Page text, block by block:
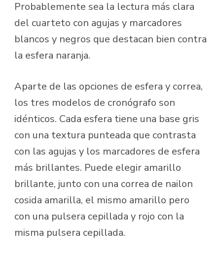
Probablemente sea la lectura más clara
del cuarteto con agujas y marcadores
blancos y negros que destacan bien contra
la esfera naranja.
Aparte de las opciones de esfera y correa,
los tres modelos de cronógrafo son
idénticos. Cada esfera tiene una base gris
con una textura punteada que contrasta
con las agujas y los marcadores de esfera
más brillantes. Puede elegir amarillo
brillante, junto con una correa de nailon
cosida amarilla, el mismo amarillo pero
con una pulsera cepillada y rojo con la
misma pulsera cepillada.